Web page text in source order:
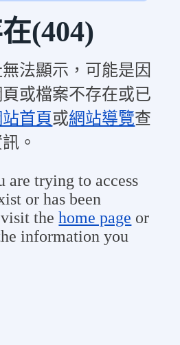
(404)
法顯示，可能是因
或檔案不存在或已
首頁或網站導覽查
。
are trying to access
or has been
visit thehome page or
information you